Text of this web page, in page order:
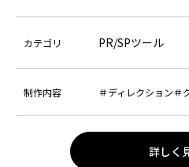
カテゴリ PR/SPツール
制作内容 ＃ディレクション＃
詳しく